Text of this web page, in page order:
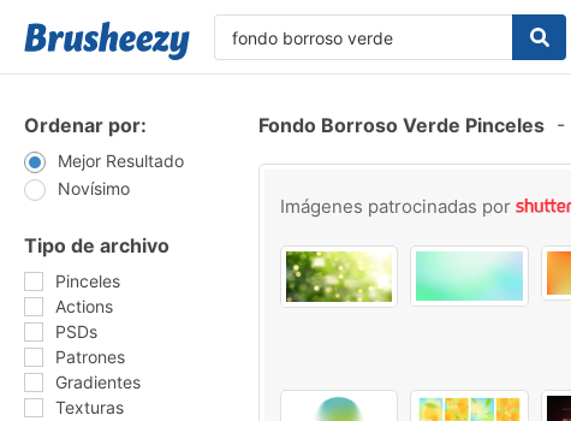
Ordenar por:
Mejor Resultado
Novísimo
Tipo de archivo
Pinceles
Actions
PSDs
Patrones
Gradientes
Texturas
Fondo Borroso Verde Pinceles -
Imágenes patrocinadas por